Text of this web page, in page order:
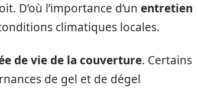
D’où l’importance d’un entretien
climatiques locales.
de vie de la couverture. Certains
de gel et de dégel